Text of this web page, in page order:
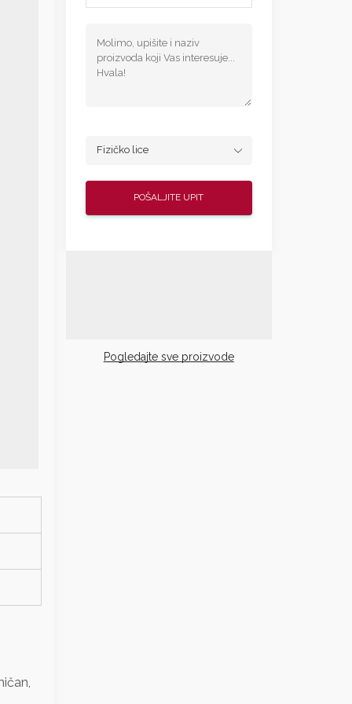
Pogledajte sve proizvode